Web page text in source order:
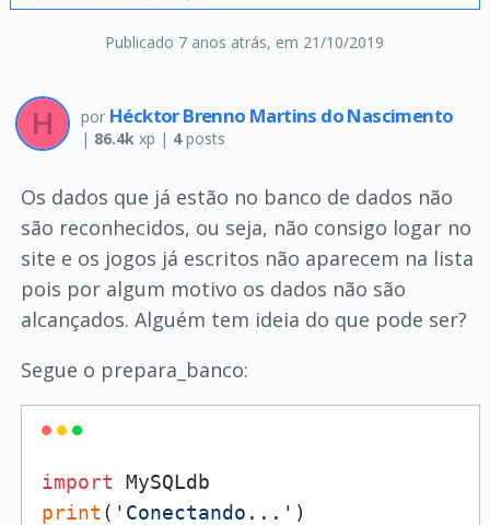
Publicado 7 anos atrás, em 21/10/2019
por Hécktor Brenno Martins do Nascimento
| 86.4kxp | 4posts
Os dados que já estão no banco de dados não
são reconhecidos, ou seja, não consigo logar no
site e os jogos já escritos não aparecem na lista
pois por algum motivo os dados não são
alcançados. Alguém tem ideia do que pode ser?
Segue o prepara_banco:
import
print ( 'Conectando...' )